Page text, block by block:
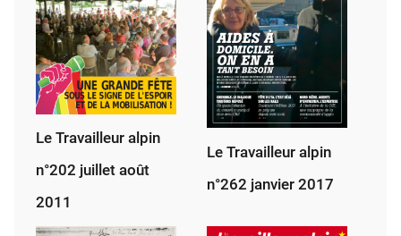
Le Travailleur alpin
n°202 juillet août
2011
Le Travailleur alpin
n°262 janvier 2017